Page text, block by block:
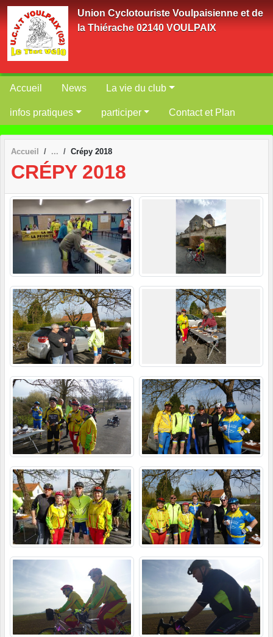
Union Cyclotouriste Voulpaisienne et de
la Thiérache 02140 VOULPAIX
Accueil News La vie du club
infos pratiques participer Contact et Plan
Accueil Crépy 2018
CRÉPY 2018
Panneau de gestion des cookies